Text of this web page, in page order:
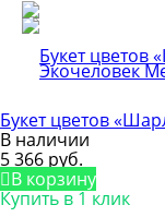
Букет цветов
В наличии
5 366 руб.
В корзину
Купить в 1 клик